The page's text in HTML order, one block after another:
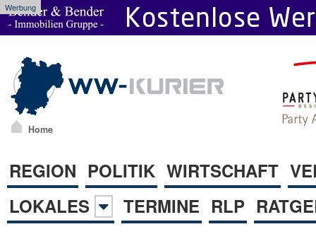
Werbung
Home
REGION POLITIK WIRTSCHAFT
LOKALES
TERMINE RLP